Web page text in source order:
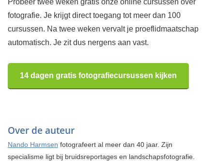
fotografie. Je krijgt direct toegang tot meer dan 100
cursussen. Na twee weken vervalt je proeflidmaatschap
automatisch. Je zit dus nergens aan vast.
14 dagen gratis fotografiecursussen kijken
Over de auteur
Nando Harmsen fotografeert al meer dan 40 jaar. Zijn
specialisme ligt bij bruidsreportages en landschapsfotografie.